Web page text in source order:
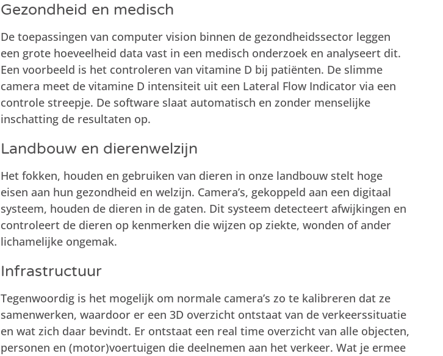
Gezondheid en medisch
De toepassingen van computer vision binnen de gezondheidssector leggen
een grote hoeveelheid data vast in een medisch onderzoek en analyseert dit.
Een voorbeeld is het controleren van vitamine D bij patiënten. De slimme
camera meet de vitamine D intensiteit uit een Lateral Flow Indicator via een
controle streepje. De software slaat automatisch en zonder menselijke
inschatting de resultaten op.
Landbouw en dierenwelzijn
Het fokken, houden en gebruiken van dieren in onze landbouw stelt hoge
eisen aan hun gezondheid en welzijn. Camera’s, gekoppeld aan een digitaal
systeem, houden de dieren in de gaten. Dit systeem detecteert afwijkingen en
controleert de dieren op kenmerken die wijzen op ziekte, wonden of ander
lichamelijke ongemak.
Infrastructuur
Tegenwoordig is het mogelijk om normale camera’s zo te kalibreren dat ze
samenwerken, waardoor er een 3D overzicht ontstaat van de verkeerssituatie
en wat zich daar bevindt. Er ontstaat een real time overzicht van alle objecten,
personen en (motor)voertuigen die deelnemen aan het verkeer. Wat je ermee